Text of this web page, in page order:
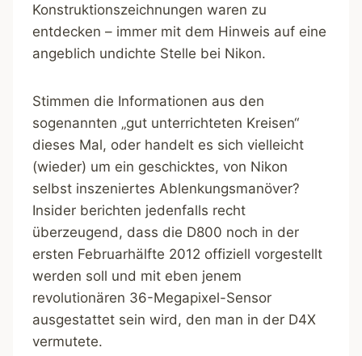
Konstruktionszeichnungen waren zu
entdecken – immer mit dem Hinweis auf eine
angeblich undichte Stelle bei Nikon.
Stimmen die Informationen aus den
sogenannten „gut unterrichteten Kreisen“
dieses Mal, oder handelt es sich vielleicht
(wieder) um ein geschicktes, von Nikon
selbst inszeniertes Ablenkungsmanöver?
Insider berichten jedenfalls recht
überzeugend, dass die D800 noch in der
ersten Februarhälfte 2012 offiziell vorgestellt
werden soll und mit eben jenem
revolutionären 36-Megapixel-Sensor
ausgestattet sein wird, den man in der D4X
vermutete.